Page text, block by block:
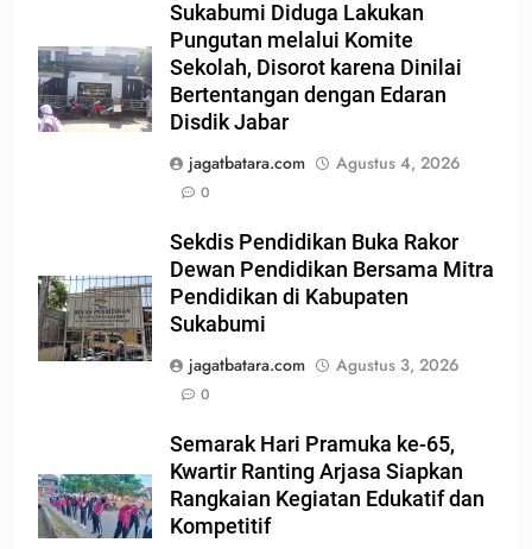
Sukabumi Diduga Lakukan
Pungutan melalui Komite
Sekolah, Disorot karena Dinilai
Bertentangan dengan Edaran
Disdik Jabar
jagatbatara.com
Agustus 4, 2026
0
Sekdis Pendidikan Buka Rakor
Dewan Pendidikan Bersama Mitra
Pendidikan di Kabupaten
Sukabumi
jagatbatara.com
Agustus 3, 2026
0
Semarak Hari Pramuka ke-65,
Kwartir Ranting Arjasa Siapkan
Rangkaian Kegiatan Edukatif dan
Kompetitif